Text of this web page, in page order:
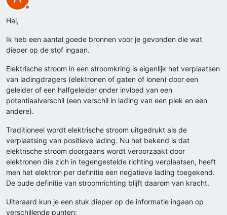
Offline
Hai,
Ik heb een aantal goede bronnen voor je gevonden die wat
dieper op de stof ingaan.
Elektrische stroom in een stroomkring is eigenlijk het verplaatsen
van ladingdragers (elektronen of gaten of ionen) door een
geleider of een halfgeleider onder invloed van een
potentiaalverschil (een verschil in lading van een plek en een
andere).
Traditioneel wordt elektrische stroom uitgedrukt als de
verplaatsing van positieve lading. Nu het bekend is dat
elektrische stroom doorgaans wordt veroorzaakt door
elektronen die zich in tegengestelde richting verplaatsen, heeft
men het elektron per definitie een negatieve lading toegekend.
De oude definitie van stroomrichting blijft daarom van kracht.
Uiteraard kun je een stuk dieper op de informatie ingaan op
verschillende punten: